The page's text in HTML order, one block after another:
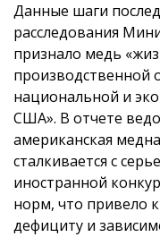
Данные шаги
расследования
признало медь
производственной
национальной и
США». В отчете
американская
сталкивается с
иностранной
норм, что привело
дефициту и